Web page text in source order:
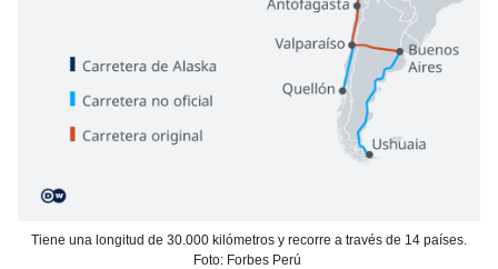
Tiene una longitud de 30.000 kilómetros y recorre a través de 14 países.
Foto: Forbes Perú